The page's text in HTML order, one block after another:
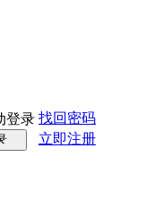
登录 找回密码
立即注册